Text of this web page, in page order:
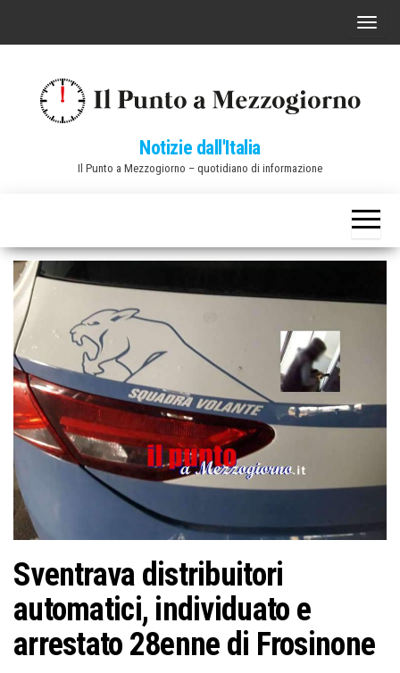
C
a
v
g
o
n
Notizie dall'Italia
Il Punto a Mezzogiorno – quotidiano di informazione
Sventrava distribuitori
automatici, individuato e
arrestato 28enne di Frosinone